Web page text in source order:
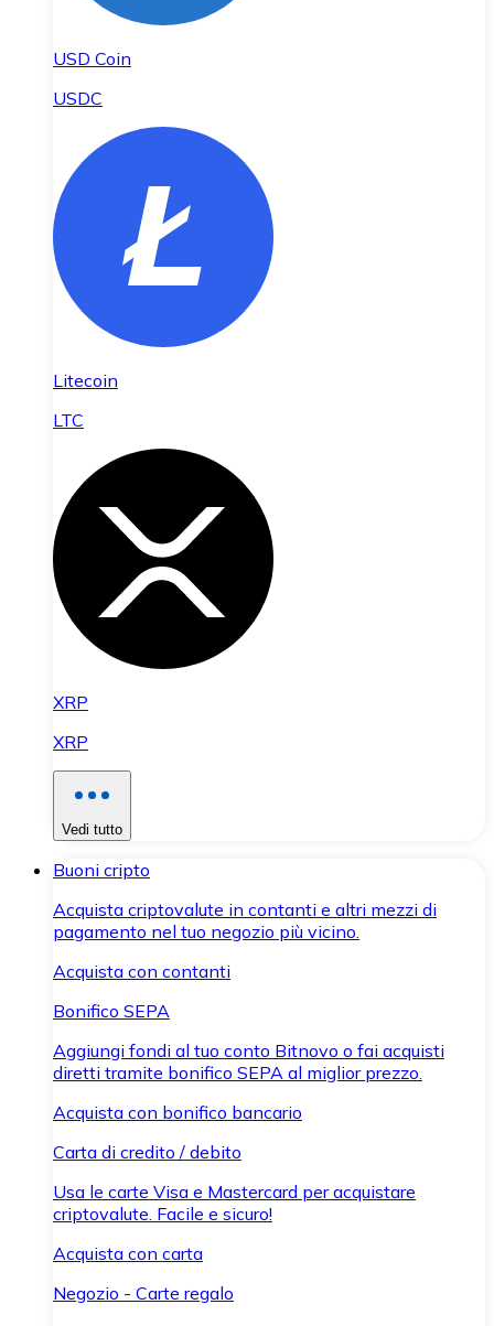
USD Coin
USDC
Litecoin
LTC
XRP
XRP
Vedi tutto
Buoni cripto
Acquista criptovalute in contanti e altri mezzi di
pagamento nel tuo negozio più vicino.
Acquista con contanti
Bonifico SEPA
Aggiungi fondi al tuo conto Bitnovo o fai acquisti
diretti tramite bonifico SEPA al miglior prezzo.
Acquista con bonifico bancario
Carta di credito / debito
Usa le carte Visa e Mastercard per acquistare
criptovalute. Facile e sicuro!
Acquista con carta
Negozio - Carte regalo